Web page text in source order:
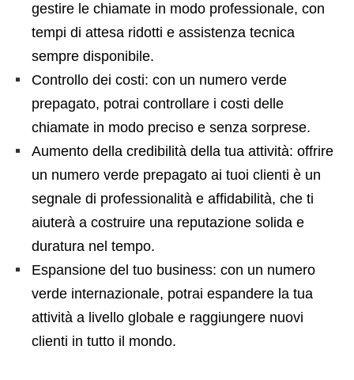
gestire le chiamate in modo professionale, con
tempi di attesa ridotti e assistenza tecnica
sempre disponibile.
Controllo dei costi: con un numero verde
prepagato, potrai controllare i costi delle
chiamate in modo preciso e senza sorprese.
Aumento della credibilità della tua attività: offrire
un numero verde prepagato ai tuoi clienti è un
segnale di professionalità e affidabilità, che ti
aiuterà a costruire una reputazione solida e
duratura nel tempo.
Espansione del tuo business: con un numero
verde internazionale, potrai espandere la tua
attività a livello globale e raggiungere nuovi
clienti in tutto il mondo.